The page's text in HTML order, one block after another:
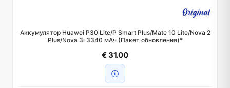
Аккумулятор Huawei P30 Lite/P Smart Plus/Mate 10 Lite/Nova 2
Plus/Nova 3i 3340 мАч (Пакет обновления)*
€ 31.00